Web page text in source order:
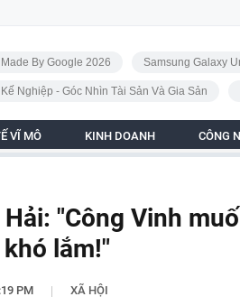
Made By Google 2026 Samsung Galaxy
Kế Nghiệp - Góc Nhìn Tài Sản Và Gia Sản
VĨ MÔ KINH DOANH CÔNG
Hải: "Công Vinh
lắm!"
PM | XÃ HỘI